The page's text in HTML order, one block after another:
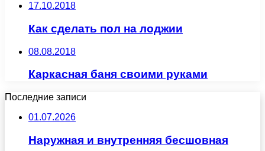
17.10.2018
Как сделать пол на лоджии
08.08.2018
Каркасная баня своими руками
Последние записи
01.07.2026
Наружная и внутренняя бесшовная